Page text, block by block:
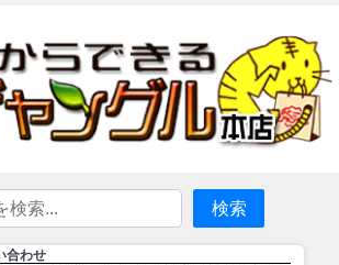
合わせ